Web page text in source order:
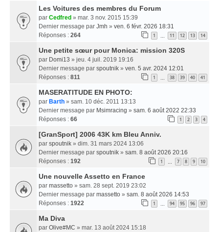
Les Voitures des membres du Forum
par Cedfred » mar. 3 nov. 2015 15:39
Dernier message par Jmh » ven. 6 févr. 2026 18:31
Réponses : 264 1 11 12 13 14
Une petite sœur pour Monica: mission 320S
par Domi13 » jeu. 4 juil. 2019 19:16
Dernier message par spoutnik » ven. 5 avr. 2024 12:01
Réponses : 811 1 38 39 40 41
MASERATITUDE EN PHOTO:
par Barth » sam. 10 déc. 2011 13:13
Dernier message par Msimracing » sam. 6 août 2022 22:33
Réponses : 66 1 2 3 4
[GranSport] 2006 43K km Bleu Anniv.
par spoutnik » dim. 31 mars 2024 13:06
Dernier message par spoutnik » sam. 8 août 2026 20:16
Réponses : 192 1 7 8 9 10
Une nouvelle Assetto en France
par massetto » sam. 28 sept. 2019 23:02
Dernier message par massetto » sam. 8 août 2026 14:53
Réponses : 1922 1 94 95 96 97
Ma Diva
par Olive#MC » mar. 13 août 2024 15:18